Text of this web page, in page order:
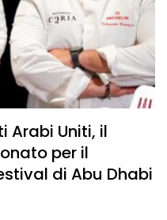
Arabi Uniti, il
per il
di Abu Dhabi